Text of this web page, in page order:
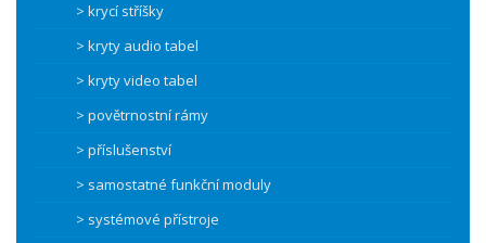
> krycí stříšky
> kryty audio tabel
> kryty video tabel
> povětrnostní rámy
> příslušenství
> samostatné funkční moduly
> systémové přístroje